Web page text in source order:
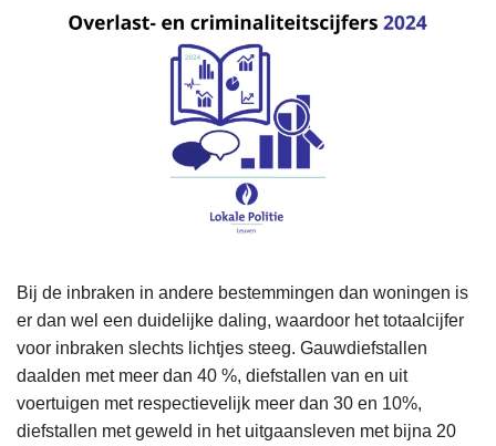
Bij de inbraken in andere bestemmingen dan woningen is
er dan wel een duidelijke daling, waardoor het totaalcijfer
voor inbraken slechts lichtjes steeg. Gauwdiefstallen
daalden met meer dan 40 %, diefstallen van en uit
voertuigen met respectievelijk meer dan 30 en 10%,
diefstallen met geweld in het uitgaansleven met bijna 20